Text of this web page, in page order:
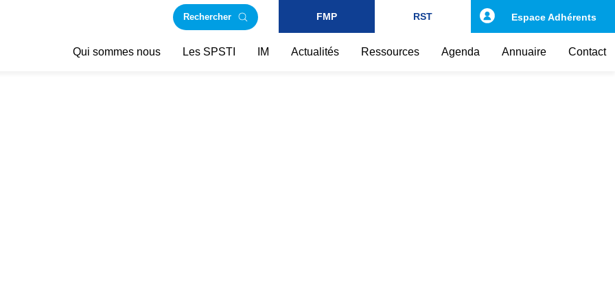
Rechercher FMP RST
Qui sommes nous Les SPSTI IM Actualités Ressources Agenda Annuaire Contact
Espace Adhérents